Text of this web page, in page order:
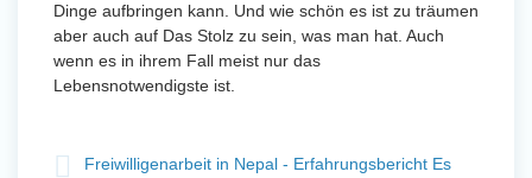
Dinge aufbringen kann. Und wie schön es ist zu träumen
aber auch auf Das Stolz zu sein, was man hat. Auch
wenn es in ihrem Fall meist nur das
Lebensnotwendigste ist.
Freiwilligenarbeit in Nepal - Erfahrungsbericht Es